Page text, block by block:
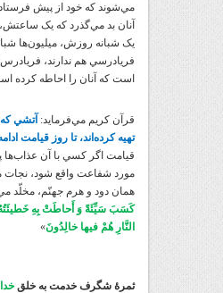
مي‌شوند که خود از پيش
آنان بد مي‌گذرد که يک
يک شبانه روزش، ميليون‌ها
فريادرسي هم ندارند،
است که آنان را احاطه کرده
قرآن کريم مي‌فرمايد: آتشي
تهيه کرده‌اند، تا روز قيامت
قيامت اگر کسي با آن عذاب‌ها
مورد شفاعت واقع شود، نجات مي
همان دود و هرم جهنّم، مخلّد
كَسَبَ سَيِّئَةً وَ أَحاطَتْ بِهِ
النَّارِ هُمْ فيها خالِدُونَ»
ثمرۀ شگرف خدمت به خلقخدا